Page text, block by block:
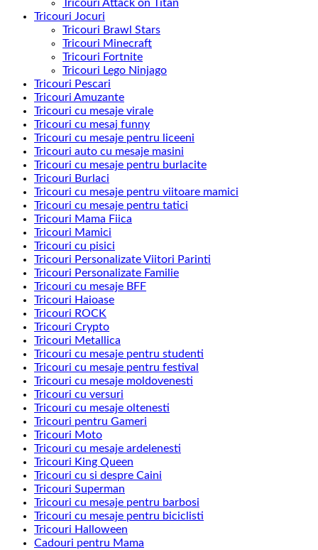
Tricouri Attack on Titan
Tricouri Jocuri
Tricouri Brawl Stars
Tricouri Minecraft
Tricouri Fortnite
Tricouri Lego Ninjago
Tricouri Pescari
Tricouri Amuzante
Tricouri cu mesaje virale
Tricouri cu mesaj funny
Tricouri cu mesaje pentru liceeni
Tricouri auto cu mesaje masini
Tricouri cu mesaje pentru burlacite
Tricouri Burlaci
Tricouri cu mesaje pentru viitoare mamici
Tricouri cu mesaje pentru tatici
Tricouri Mama Fiica
Tricouri Mamici
Tricouri cu pisici
Tricouri Personalizate Viitori Parinti
Tricouri Personalizate Familie
Tricouri cu mesaje BFF
Tricouri Haioase
Tricouri ROCK
Tricouri Crypto
Tricouri Metallica
Tricouri cu mesaje pentru studenti
Tricouri cu mesaje pentru festival
Tricouri cu mesaje moldovenesti
Tricouri cu versuri
Tricouri cu mesaje oltenesti
Tricouri pentru Gameri
Tricouri Moto
Tricouri cu mesaje ardelenesti
Tricouri King Queen
Tricouri cu si despre Caini
Tricouri Superman
Tricouri cu mesaje pentru barbosi
Tricouri cu mesaje pentru biciclisti
Tricouri Halloween
Cadouri pentru Mama